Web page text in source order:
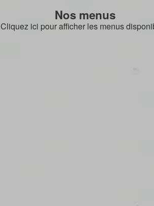
Nos menus
Cliquez ici pour afficher les menus